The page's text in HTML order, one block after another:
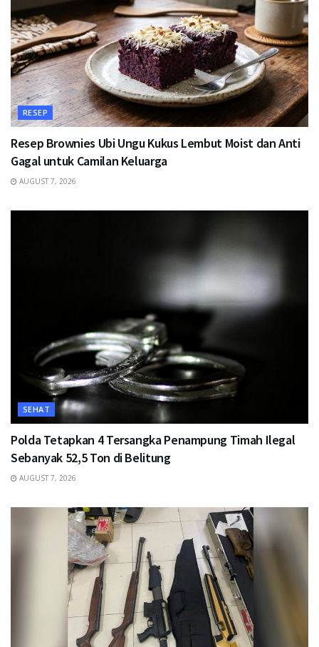
RESEP
Resep Brownies Ubi Ungu Kukus Lembut Moist dan Anti
Gagal untuk Camilan Keluarga
AUGUST 7, 2026
SEHAT
Polda Tetapkan 4 Tersangka Penampung Timah Ilegal
Sebanyak 52,5 Ton di Belitung
AUGUST 7, 2026